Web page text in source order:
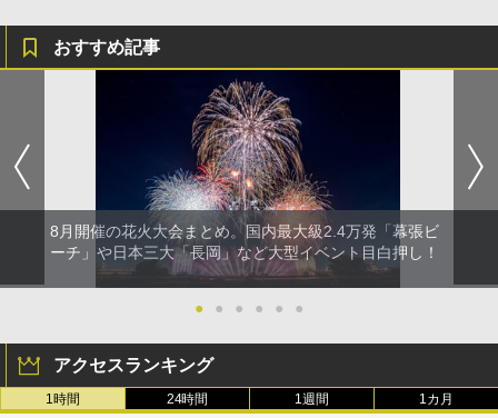
おすすめ記事
8月開催の花火大会まとめ。国内最大級2.4万発「幕張ビ
ーチ」や日本三大「長岡」など大型イベント目白押し！
● ● ● ● ● ●
アクセスランキング
1時間 24時間 1週間 1カ月